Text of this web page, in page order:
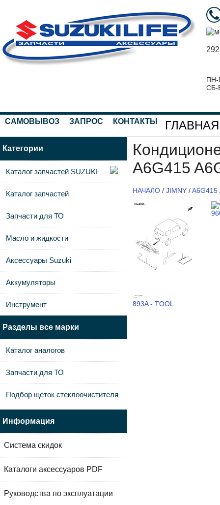
ПН-
СБ-
САМОВЫВОЗ ЗАПРОС КОНТАКТЫ ГЛАВНАЯ
A6G415
НАЧАЛО / JIMNY /A6G415
893A - TOOL
Категории
Каталог запчастей SUZUKI
Каталог запчастей
Запчасти для ТО
Масло и жидкости
Аксессуары Suzuki
Аккумуляторы
Инструмент
Разделы все марки
Каталог аналогов
Запчасти для ТО
Подбор щеток стеклоочистителя
Информация
Система скидок
Каталоги аксессуаров PDF
Руководства по эксплуатации